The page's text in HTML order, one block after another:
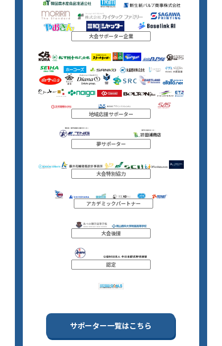
大会サポーター企業
地域応援サポーター
夢サポーター
大会特別協力
アカデミックパートナー
大会後援
認定
サポーター一覧はこちら